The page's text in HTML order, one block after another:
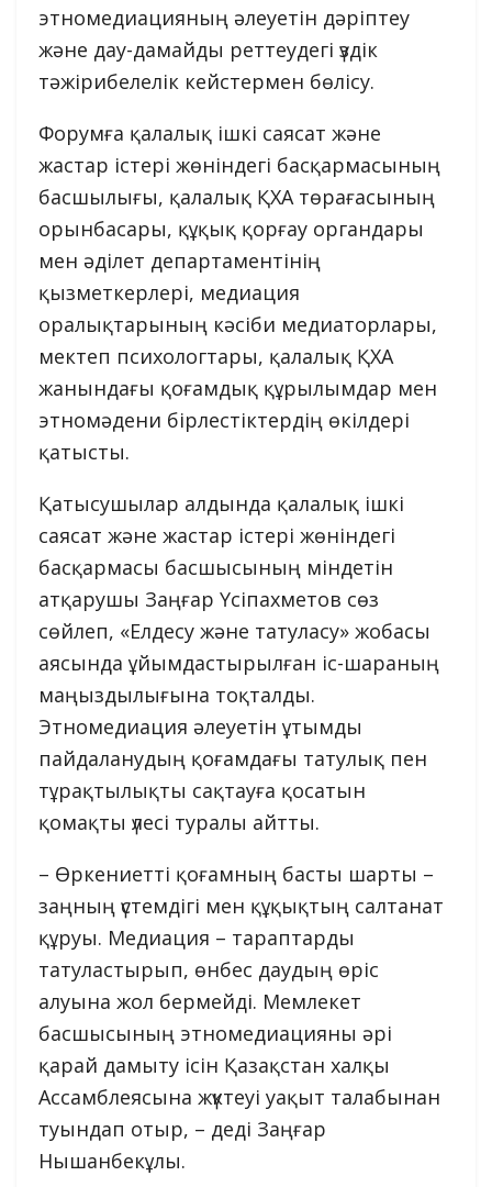
этномедиацияның әлеуетін дәріптеу
және дау-дамайды реттеудегі үздік
тәжірибелелік кейстермен бөлісу.
Форумға қалалық ішкі саясат және
жастар істері жөніндегі басқармасының
басшылығы, қалалық ҚХА төрағасының
орынбасары, құқық қорғау органдары
мен әділет департаментінің
қызметкерлері, медиация
оралықтарының кәсіби медиаторлары,
мектеп психологтары, қалалық ҚХА
жанындағы қоғамдық құрылымдар мен
этномәдени бірлестіктердің өкілдері
қатысты.
Қатысушылар алдында қалалық ішкі
саясат және жастар істері жөніндегі
басқармасы басшысының міндетін
атқарушы Заңғар Үсіпахметов сөз
сөйлеп, «Елдесу және татуласу» жобасы
аясында ұйымдастырылған іс-шараның
маңыздылығына тоқталды.
Этномедиация әлеуетін ұтымды
пайдаланудың қоғамдағы татулық пен
тұрақтылықты сақтауға қосатын
қомақты үлесі туралы айтты.
– Өркениетті қоғамның басты шарты –
заңның үстемдігі мен құқықтың салтанат
құруы. Медиация – тараптарды
татуластырып, өнбес даудың өріс
алуына жол бермейді. Мемлекет
басшысының этномедиацияны әрі
қарай дамыту ісін Қазақстан халқы
Ассамблеясына жүктеуі уақыт талабынан
туындап отыр, – деді Заңғар
Нышанбекұлы.